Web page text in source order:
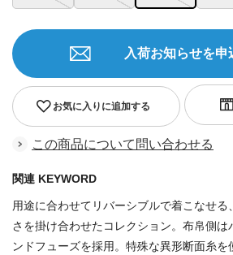
お気に入りに追加する
入荷お知らせを申
この商品について問い合わせる
関連 KEYWORD
用途に合わせてリバーシブルで着こなせる
さを掛け合わせたコレクション。布帛側は
ンドフューズを採用。特殊な異形断面糸を